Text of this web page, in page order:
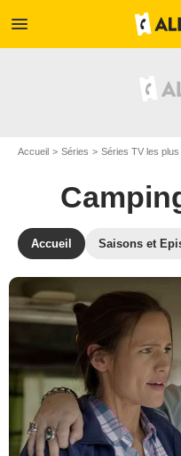
menu
Accueil Séries Séries TV les plus
Accueil Saisons et